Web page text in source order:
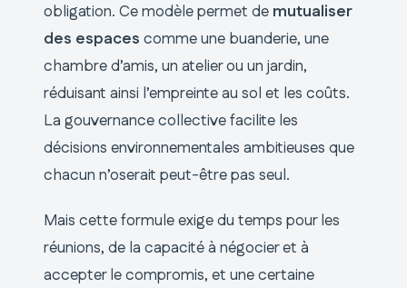
obligation. Ce modèle permet de mutualiser
des espaces comme une buanderie, une
chambre d’amis, un atelier ou un jardin,
réduisant ainsi l’empreinte au sol et les coûts.
La gouvernance collective facilite les
décisions environnementales ambitieuses que
chacun n’oserait peut-être pas seul.
Mais cette formule exige du temps pour les
réunions, de la capacité à négocier et à
accepter le compromis, et une certaine